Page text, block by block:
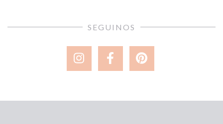
SEGUINOS